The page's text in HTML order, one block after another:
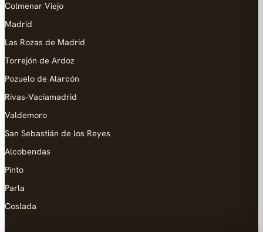
Colmenar Viejo
Madrid
Las Rozas de Madrid
Torrejón de Ardoz
Pozuelo de Alarcón
Rivas-Vaciamadrid
Valdemoro
San Sebastián de los Reyes
Alcobendas
Pinto
Parla
Coslada